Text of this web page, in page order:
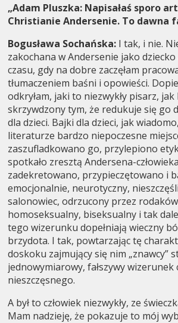
„Adam Pluszka: Napisałaś sporo
Christianie Andersenie. To dawna
Bogusława Sochańska: I tak, i nie.
zakochana w Andersenie jako
czasu, gdy na dobre zaczęłam
tłumaczeniem baśni i opowieści.
odkryłam, jaki to niezwykły pisarz,
skrzywdzony tym, że redukuje się go
dla dzieci. Bajki dla dzieci, jak
literaturze bardzo niepoczesne
zaszufladkowano go, przylepiono
spotkało zresztą Andersena-
zadekretowano, przypieczętowano i
emocjonalnie, neurotyczny,
salonowiec, odrzucony przez
homoseksualny, biseksualny i tak
tego wizerunku dopełniają wieczny
brzydota. I tak, powtarzając tę
doskoku zajmujący się nim „znawcy”
jednowymiarowy, fałszywy wizerunek
nieszczęsnego.
A był to człowiek niezwykły, ze
Mam nadzieję, że pokazuje to mój